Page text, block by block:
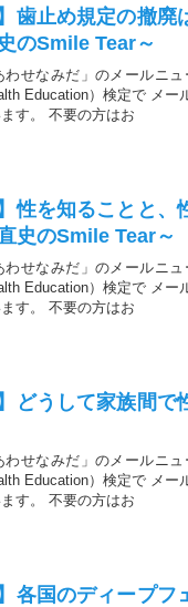
歯止め規定の撤廃
のSmile Tear～
せなみだ」のメールニ
Education）検定で メー
す。 不要の方はお
性を知ることと、
史のSmile Tear～
せなみだ」のメールニ
Education）検定で メー
す。 不要の方はお
どうして家族間で
せなみだ」のメールニ
Education）検定で メー
す。 不要の方はお
各国のディープフ